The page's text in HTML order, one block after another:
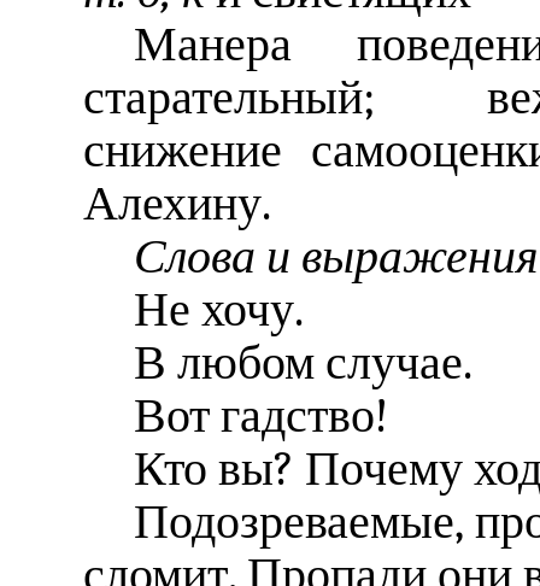
Манера
старательный;
снижение
Алехину.
Слова и
Не хочу.
В любом случае.
Вот гадство!
Кто вы? Почему
Подозреваемые,